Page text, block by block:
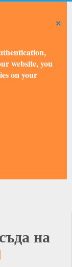
×
website, you
on your
на